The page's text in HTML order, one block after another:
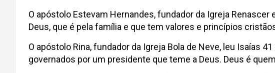
O apóstolo Estevam Hernandes, fundador da Igreja
Deus, que é pela família e que tem valores e princípios
O apóstolo Rina, fundador da Igreja Bola de Neve, leu Isaías
governados por um presidente que teme a Deus. Deus é